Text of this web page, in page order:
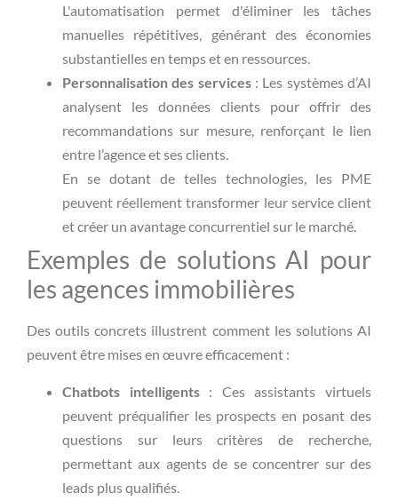
L'automatisation permet d'éliminer les tâches
manuelles répétitives, générant des économies
substantielles en temps et en ressources.
Personnalisation des services: Les systèmes d’AI
analysent les données clients pour offrir des
recommandations sur mesure, renforçant le lien
entre l’agence et ses clients.
En se dotant de telles technologies, les PME
peuvent réellement transformer leur service client
et créer un avantage concurrentiel sur le marché.
Exemples de solutions AI pour
les agences immobilières
Des outils concrets illustrent comment les solutions AI
peuvent être mises en œuvre efficacement :
Chatbots intelligents: Ces assistants virtuels
peuvent préqualifier les prospects en posant des
questions sur leurs critères de recherche,
permettant aux agents de se concentrer sur des
leads plus qualifiés.